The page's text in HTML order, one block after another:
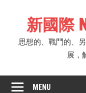
新國際
思想的、戰鬥的、
展，
MENU